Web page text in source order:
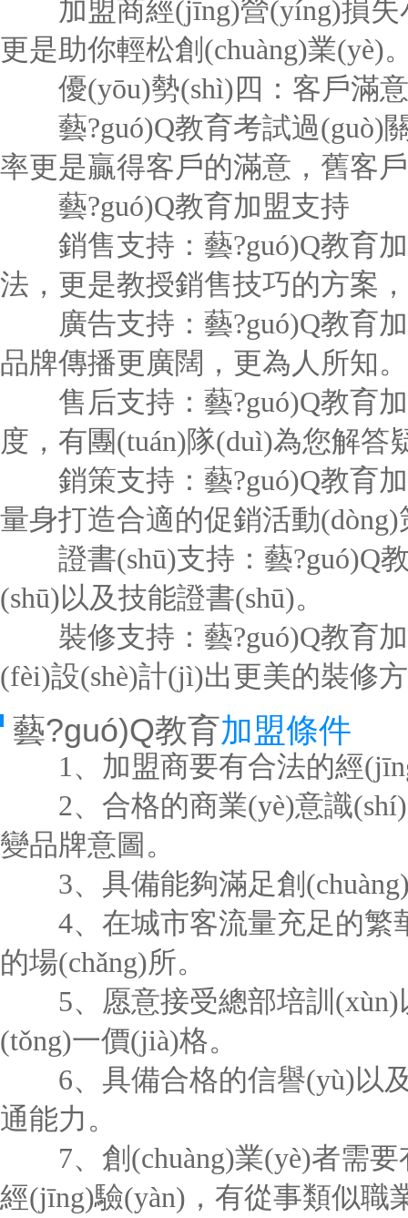
加盟商經(jīng)營(yíng)損失
更是助你輕松創(chuàng)業(yè)
優(yōu)勢(shì)四：客戶滿
藝?guó)Q教育考試過(guò)關
率更是贏得客戶的滿意，舊客
藝?guó)Q教育加盟支持
銷售支持：藝?guó)Q教育加
法，更是教授銷售技巧的方案
廣告支持：藝?guó)Q教育加
品牌傳播更廣闊，更為人所知。
售后支持：藝?guó)Q教育加
度，有團(tuán)隊(duì)為您解答
銷策支持：藝?guó)Q教育加
量身打造合適的促銷活動
證書(shū)支持：藝?guó)Q教
(shū)以及技能證書(shū)。
裝修支持：藝?guó)Q教育加
(fèi)設(shè)計(jì)出更美的裝修
藝?guó)Q教育加盟條件
1、加盟商要有合法的經
2、合格的商業(yè)意識(shí)
變品牌意圖。
3、具備能夠滿足創
4、在城市客流量充足的繁
的場(chǎng)所。
5、愿意接受總部培訓(xùn)
(tǒng)一價(jià)格。
6、具備合格的信譽(yù)以及
通能力。
7、創(chuàng)業(yè)者需要
經(jīng)驗(yàn)，有從事類似職